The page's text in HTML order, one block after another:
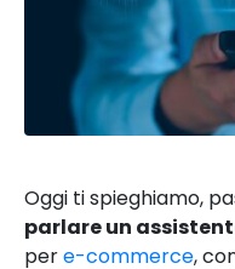
Oggi ti spieghiamo,
parlare un
pere-commerce,